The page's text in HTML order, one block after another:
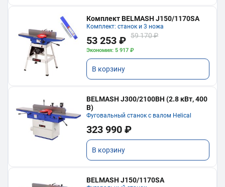
Комплект BELMASH J150/1170SA
Комплект: станок и 3 ножа
53 253 ₽ 59 170 ₽
Экономия: 5 917 ₽
В корзину
BELMASH J300/2100ВH (2.8 кВт, 400
В)
Фуговальный станок с валом Helical
323 990 ₽
В корзину
BELMASH J150/1170SA